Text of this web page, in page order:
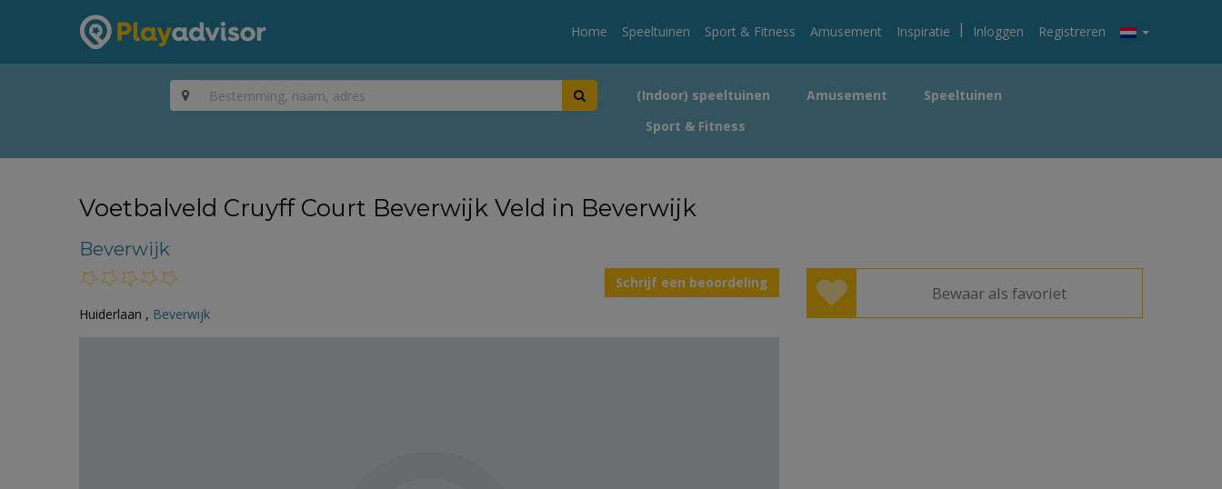
Home Speeltuinen Sport & Fitness Amusement Inspiratie | Inloggen Registreren
(Indoor) speeltuinen Amusement
Speeltuinen
Sport & Fitness
Voetbalveld Cruyff Court Beverwijk Veld in Beverwijk
Beverwijk
Schrijf een beoordeling
Huiderlaan , Beverwijk
Bewaar als favoriet